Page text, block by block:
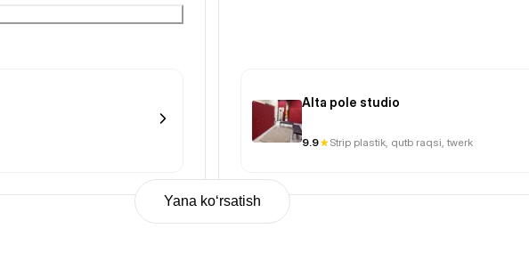
пол
Alta pole studio
9.9 Strip plastik, qutb raqsi, twerk
Yana ko‘rsatish